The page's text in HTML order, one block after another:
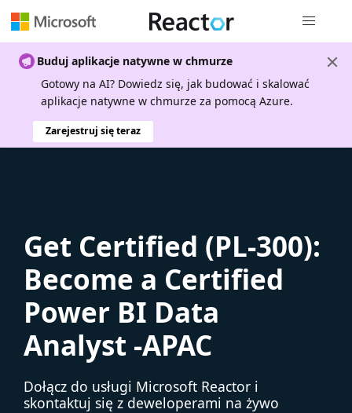
Buduj aplikacje natywne w chmurze
Gotowy na AI? Dowiedz się, jak budować i skalować
aplikacje natywne w chmurze za pomocą Azure.
Zarejestruj się teraz
Get Certified (PL-300):
Become a Certified
Power BI Data
Analyst -APAC
Dołącz do usługi Microsoft Reactor i
skontaktuj się z deweloperami na żywo